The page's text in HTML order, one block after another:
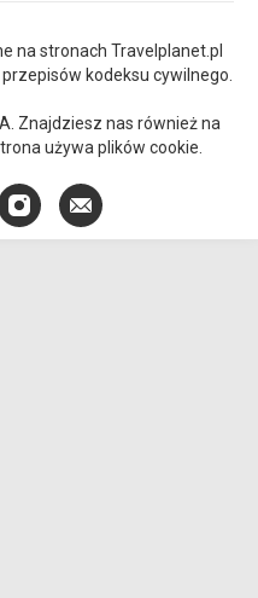
na stronach Travelplanet.pl
kodeksu cywilnego.
Znajdziesz nas również na
używa plików cookie.
Instagram
E-
mail